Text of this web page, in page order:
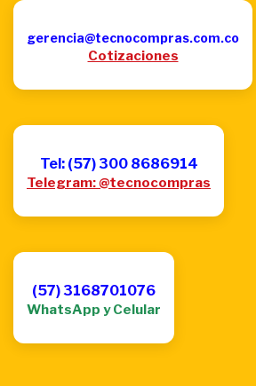
gerencia@tecnocompras.com.co
Cotizaciones
Tel: (57) 300 8686914
Telegram: @tecnocompras
(57) 3168701076
WhatsApp y Celular